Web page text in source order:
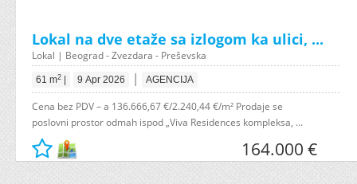
Lokal na dve etaže sa izlogom ka ulici, ...
Lokal | Beograd - Zvezdara - Preševska
61 m2 9 Apr 2026 | AGENCIJA
Cena bez PDV – a 136.666,67 €/2.240,44 €/m² Prodaje se
poslovni prostor odmah ispod „Viva Residences kompleksa, ...
164.000 €